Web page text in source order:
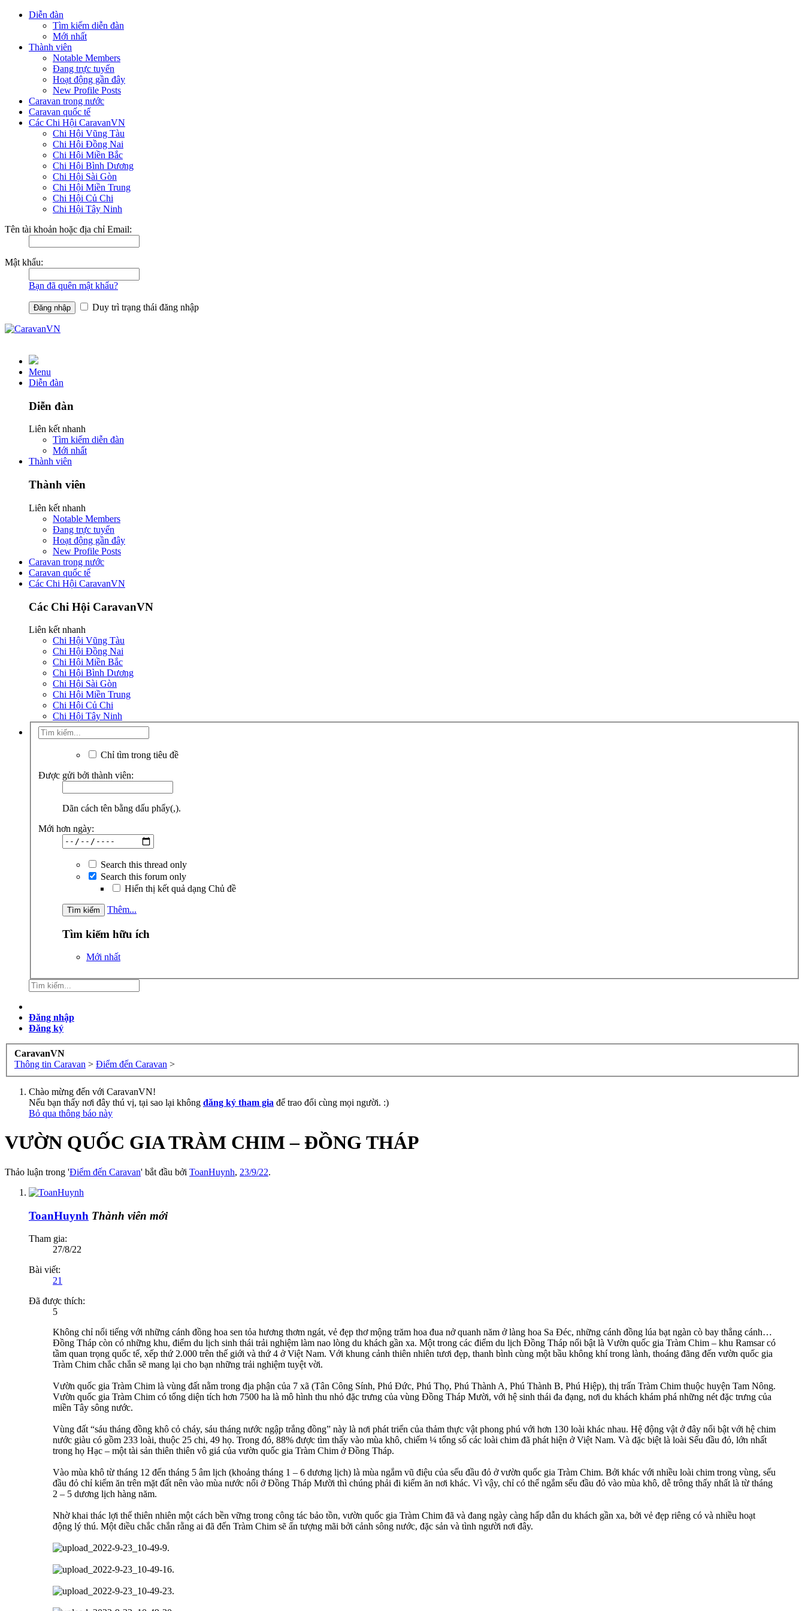
Diễn đàn
Tìm kiếm diễn đàn
Mới nhất
Thành viên
Notable Members
Đang trực tuyến
Hoạt động gần đây
New Profile Posts
Caravan trong nước
Caravan quốc tế
Các Chi Hội CaravanVN
Chi Hội Vũng Tàu
Chi Hội Đồng Nai
Chi Hội Miền Bắc
Chi Hội Bình Dương
Chi Hội Sài Gòn
Chi Hội Miền Trung
Chi Hội Củ Chi
Chi Hội Tây Ninh
Tên tài khoản hoặc địa chỉ Email:
Mật khẩu:
Bạn đã quên mật khẩu?
Duy trì trạng thái đăng nhập
Menu
Diễn đàn
Diễn đàn
Liên kết nhanh
Tìm kiếm diễn đàn
Mới nhất
Thành viên
Thành viên
Liên kết nhanh
Notable Members
Đang trực tuyến
Hoạt động gần đây
New Profile Posts
Caravan trong nước
Caravan quốc tế
Các Chi Hội CaravanVN
Các Chi Hội CaravanVN
Liên kết nhanh
Chi Hội Vũng Tàu
Chi Hội Đồng Nai
Chi Hội Miền Bắc
Chi Hội Bình Dương
Chi Hội Sài Gòn
Chi Hội Miền Trung
Chi Hội Củ Chi
Chi Hội Tây Ninh
Chỉ tìm trong tiêu đề
Được gửi bởi thành viên:
Dãn cách tên bằng dấu phẩy(,).
Mới hơn ngày:
Search this thread only
Search this forum only
Hiển thị kết quả dạng Chủ đề
Thêm...
Tìm kiếm hữu ích
Mới nhất
Đăng nhập
Đăng ký
CaravanVN
Thông tin Caravan > Điểm đến Caravan >
Chào mừng đến với CaravanVN!
Nếu bạn thấy nơi đây thú vị, tại sao lại không đăng ký tham gia để trao đổi cùng mọi người. :)
Bỏ qua thông báo này
VƯỜN QUỐC GIA TRÀM CHIM – ĐỒNG THÁP
Thảo luận trong 'Điểm đến Caravan' bắt đầu bởi ToanHuynh, 23/9/22.
ToanHuynh Thành viên mới
Tham gia:
27/8/22
Bài viết:
21
Đã được thích:
5
Không chỉ nổi tiếng với những cánh đồng hoa sen tỏa hương thơm ngát, vẻ đẹp thơ mộng trăm hoa đua nở quanh năm ở làng hoa Sa Đéc, những cánh đồng lúa bạt ngàn cò bay thẳng cánh…
Đồng Tháp còn có những khu, điểm du lịch sinh thái trải nghiệm làm nao lòng du khách gần xa. Một trong các điểm du lịch Đồng Tháp nổi bật là Vườn quốc gia Tràm Chim – khu Ramsar có
tầm quan trọng quốc tế, xếp thứ 2.000 trên thế giới và thứ 4 ở Việt Nam. Với khung cảnh thiên nhiên tươi đẹp, thanh bình cùng một bầu không khí trong lành, thoáng đãng đến vườn quốc gia
Tràm Chim chắc chắn sẽ mang lại cho bạn những trải nghiệm tuyệt vời.
Vườn quốc gia Tràm Chim là vùng đất nằm trong địa phận của 7 xã (Tân Công Sính, Phú Đức, Phú Thọ, Phú Thành A, Phú Thành B, Phú Hiệp), thị trấn Tràm Chim thuộc huyện Tam Nông.
Vườn quốc gia Tràm Chim có tổng diện tích hơn 7500 ha là mô hình thu nhỏ đặc trưng của vùng Đồng Tháp Mười, với hệ sinh thái đa đạng, nơi du khách khám phá những nét đặc trưng của
miền Tây sông nước.
Vùng đất “sáu tháng đồng khô cỏ cháy, sáu tháng nước ngập trắng đồng” này là nơi phát triển của thảm thực vật phong phú với hơn 130 loài khác nhau. Hệ động vật ở đây nổi bật với hệ chim
nước giàu có gồm 233 loài, thuộc 25 chi, 49 họ. Trong đó, 88% được tìm thấy vào mùa khô, chiếm ¼ tổng số các loài chim đã phát hiện ở Việt Nam. Và đặc biệt là loài Sếu đầu đỏ, lớn nhất
trong họ Hạc – một tài sản thiên thiên vô giá của vườn quốc gia Tràm Chim ở Đồng Tháp.
Vào mùa khô từ tháng 12 đến tháng 5 âm lịch (khoảng tháng 1 – 6 dương lịch) là mùa ngắm vũ điệu của sếu đầu đỏ ở vườn quốc gia Tràm Chim. Bởi khác với nhiều loài chim trong vùng, sếu
đầu đỏ chỉ kiếm ăn trên mặt đất nên vào mùa nước nổi ở Ðồng Tháp Mười thì chúng phải đi kiếm ăn nơi khác. Vì vậy, chỉ có thể ngắm sếu đầu đỏ vào mùa khô, dễ trông thấy nhất là từ tháng
2 – 5 dương lịch hàng năm.
Nhờ khai thác lợi thế thiên nhiên một cách bền vững trong công tác bảo tồn, vườn quốc gia Tràm Chim đã và đang ngày càng hấp dẫn du khách gần xa, bởi vẻ đẹp riêng có và nhiều hoạt
động lý thú. Một điều chắc chắn rằng ai đã đến Tràm Chim sẽ ấn tượng mãi bởi cảnh sông nước, đặc sản và tình người nơi đây.